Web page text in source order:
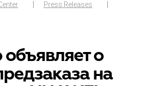
Press Releases
о
на